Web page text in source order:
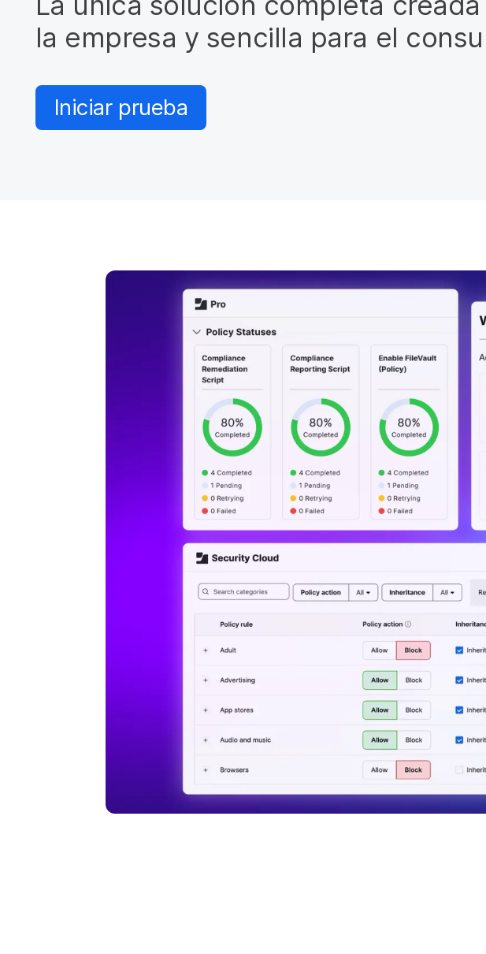
l
la empresa y sencilla para el
Iniciar prueba